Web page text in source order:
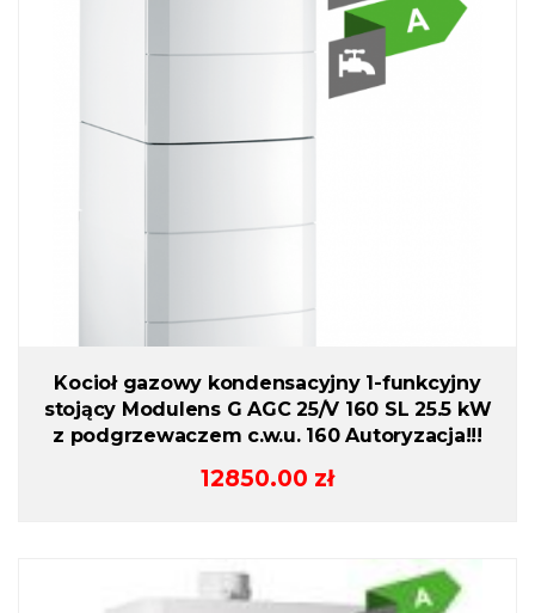
Kocioł gazowy kondensacyjny 1-funkcyjny
stojący Modulens G AGC 25/V 160 SL 25.5 kW
z podgrzewaczem c.w.u. 160 Autoryzacja!!!
12850.00 zł